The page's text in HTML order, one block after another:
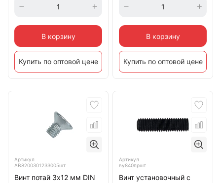
В корзину
Купить по оптовой цене
В корзину
Купить по оптовой цене
Артикул
АВ8200301233005шт
Винт потай 3х12 мм DIN
Артикул
ву840пршт
Винт установочный с